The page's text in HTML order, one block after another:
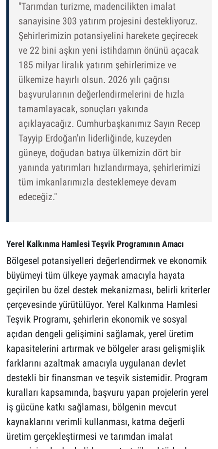
"Tarımdan turizme, madencilikten imalat
sanayisine 303 yatırım projesini destekliyoruz.
Şehirlerimizin potansiyelini harekete geçirecek
ve 22 bini aşkın yeni istihdamın önünü açacak
185 milyar liralık yatırım şehirlerimize ve
ülkemize hayırlı olsun. 2026 yılı çağrısı
başvurularının değerlendirmelerini de hızla
tamamlayacak, sonuçları yakında
açıklayacağız. Cumhurbaşkanımız Sayın Recep
Tayyip Erdoğan'ın liderliğinde, kuzeyden
güneye, doğudan batıya ülkemizin dört bir
yanında yatırımları hızlandırmaya, şehirlerimizi
tüm imkanlarımızla desteklemeye devam
edeceğiz."
Yerel Kalkınma Hamlesi Teşvik Programının Amacı
Bölgesel potansiyelleri değerlendirmek ve ekonomik
büyümeyi tüm ülkeye yaymak amacıyla hayata
geçirilen bu özel destek mekanizması, belirli kriterler
çerçevesinde yürütülüyor. Yerel Kalkınma Hamlesi
Teşvik Programı, şehirlerin ekonomik ve sosyal
açıdan dengeli gelişimini sağlamak, yerel üretim
kapasitelerini artırmak ve bölgeler arası gelişmişlik
farklarını azaltmak amacıyla uygulanan devlet
destekli bir finansman ve teşvik sistemidir. Program
kuralları kapsamında, başvuru yapan projelerin yerel
iş gücüne katkı sağlaması, bölgenin mevcut
kaynaklarını verimli kullanması, katma değerli
üretim gerçekleştirmesi ve tarımdan imalat